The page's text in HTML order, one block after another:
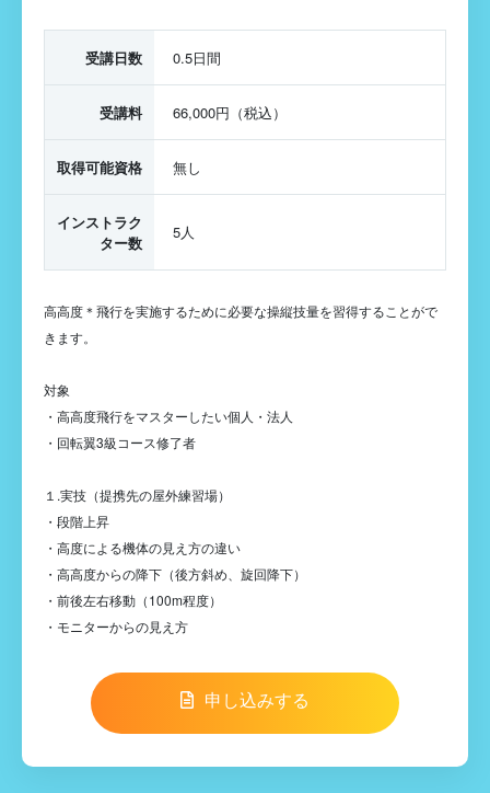
受講日数 0.5日間
受講料 66,000円（税込）
取得可能資格 無し
インストラク
ター数
5人
高高度＊飛行を実施するために必要な操縦技量を習得することがで
きます。
対象
・高高度飛行をマスターしたい個人・法人
・回転翼3級コース修了者
１.実技（提携先の屋外練習場）
・段階上昇
・高度による機体の見え方の違い
・高高度からの降下（後方斜め、旋回降下）
・前後左右移動（100m程度）
・モニターからの見え方
申し込みする